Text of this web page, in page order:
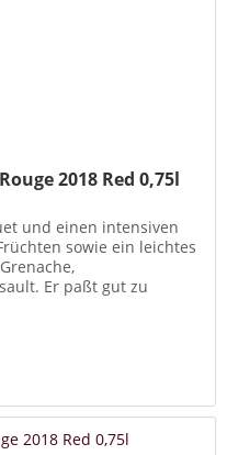
2018 Red 0,75l
und einen intensiven
sowie ein leichtes
Er paßt gut zu